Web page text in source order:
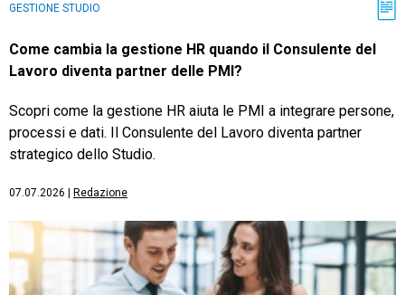
GESTIONE STUDIO
Come cambia la gestione HR quando il Consulente del
Lavoro diventa partner delle PMI?
Scopri come la gestione HR aiuta le PMI a integrare persone,
processi e dati. Il Consulente del Lavoro diventa partner
strategico dello Studio.
07.07.2026 Redazione